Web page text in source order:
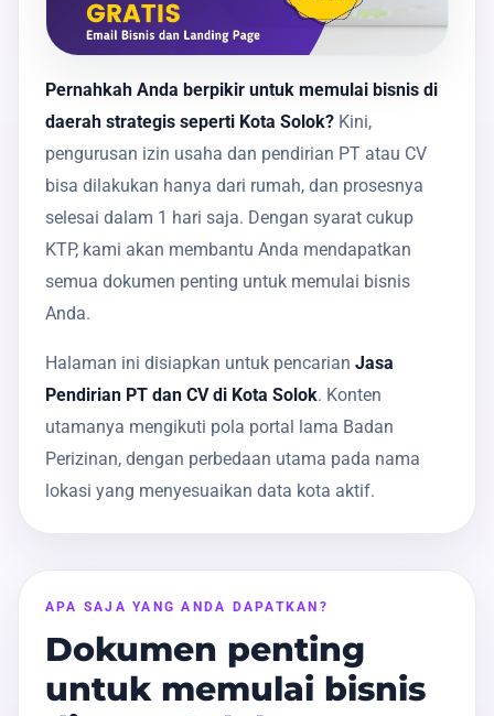
Pernahkah Anda berpikir untuk memulai bisnis di
daerah strategis seperti Kota Solok? Kini,
pengurusan izin usaha dan pendirian PT atau CV
bisa dilakukan hanya dari rumah, dan prosesnya
selesai dalam 1 hari saja. Dengan syarat cukup
KTP, kami akan membantu Anda mendapatkan
semua dokumen penting untuk memulai bisnis
Anda.
Halaman ini disiapkan untuk pencarian Jasa
Pendirian PT dan CV di Kota Solok. Konten
utamanya mengikuti pola portal lama Badan
Perizinan, dengan perbedaan utama pada nama
lokasi yang menyesuaikan data kota aktif.
APA SAJA YANG ANDA DAPATKAN?
Dokumen penting
untuk memulai bisnis